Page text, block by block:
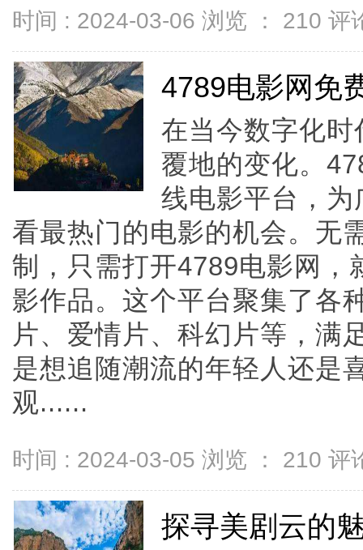
时间 : 2024-03-06 浏览 ： 210 评
4789电影网免
在当今数字化
覆地的变化。
线电影平台，
看最热门的电影的机会。无
制，只需打开4789电影网，
影作品。这个平台聚集了各
片、爱情片、科幻片等，满
是想追随潮流的年轻人还是
观......
时间 : 2024-03-05 浏览 ： 210 评
探寻美剧云的